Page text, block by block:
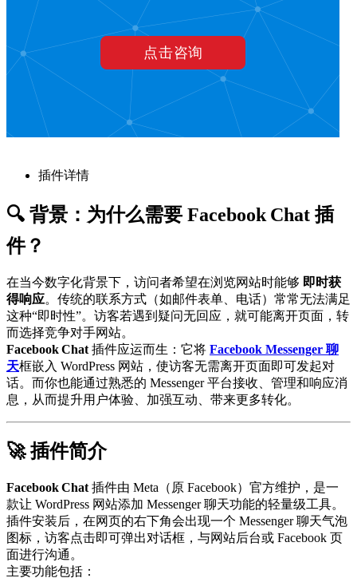
插件详情
🔍 背景：为什么需要 Facebook Chat 插
件？
在当今数字化背景下，访问者希望在浏览网站时能够 即时获
得响应。传统的联系方式（如邮件表单、电话）常常无法满足
这种“即时性”。访客若遇到疑问无回应，就可能离开页面，转
而选择竞争对手网站。
Facebook Chat 插件应运而生：它将 Facebook Messenger 聊
天框嵌入 WordPress 网站，使访客无需离开页面即可发起对
话。而你也能通过熟悉的 Messenger 平台接收、管理和响应消
息，从而提升用户体验、加强互动、带来更多转化。
🚀 插件简介
Facebook Chat 插件由 Meta（原 Facebook）官方维护，是一
款让 WordPress 网站添加 Messenger 聊天功能的轻量级工具。
插件安装后，在网页的右下角会出现一个 Messenger 聊天气泡
图标，访客点击即可弹出对话框，与网站后台或 Facebook 页
面进行沟通。
主要功能包括：